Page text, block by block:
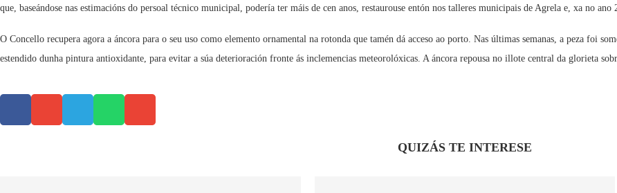
que, baseándose nas estimacións do persoal técnico municipal, podería ter máis de cen anos, restaurouse entón nos talleres municipais de Agrela e, xa no
O Concello recupera agora a áncora para o seu uso como elemento ornamental na rotonda que tamén dá acceso ao porto. Nas últimas semanas, a peza foi
estendido dunha pintura antioxidante, para evitar a súa deterioración fronte ás inclemencias meteorolóxicas. A áncora repousa no illote central da glorieta
QUIZÁS TE INTERESE